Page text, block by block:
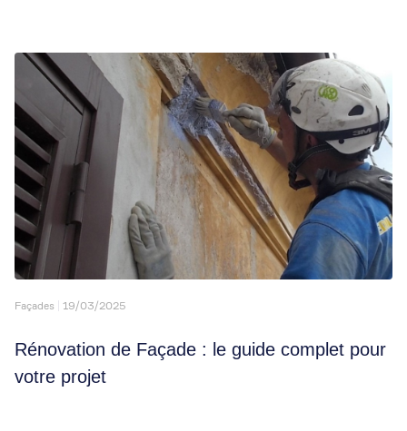
Façades 19/03/2025
Rénovation de Façade : le guide complet pour
votre projet